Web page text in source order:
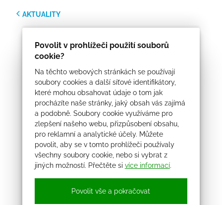
Povolit v prohlížeči použití souborů
cookie?
Na těchto webových stránkách se používají
soubory cookies a další síťové identifikátory,
které mohou obsahovat údaje o tom jak
procházíte naše stránky, jaký obsah vás zajímá
a podobně. Soubory cookie využíváme pro
zlepšení našeho webu, přizpůsobení obsahu,
pro reklamní a analytické účely. Můžete
povolit, aby se v tomto prohlížeči používaly
všechny soubory cookie, nebo si vybrat z
jiných možností. Přečtěte si více informací.
Povolit vše a pokračovat
AKTUALITY